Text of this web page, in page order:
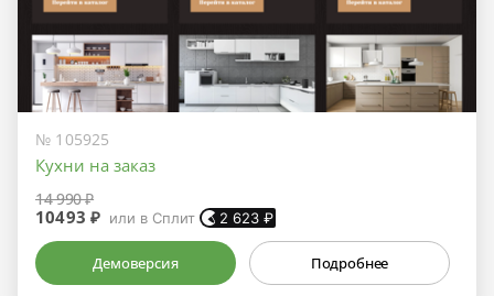
№ 105925
Кухни на заказ
14 990 ₽
10493 ₽ или в Сплит 2 623 ₽
Демоверсия Подробнее